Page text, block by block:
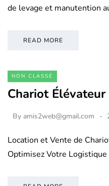
de levage et manutention
READ MORE
NON CLASSÉ
Chariot Élévateur
By amis2web@gmail.com
Location et Vente de
Optimisez Votre